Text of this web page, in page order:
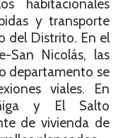
habitacionales
y transporte
del Distrito. En el
San Nicolás, las
departamento se
viales. En
y El Salto
de vivienda de